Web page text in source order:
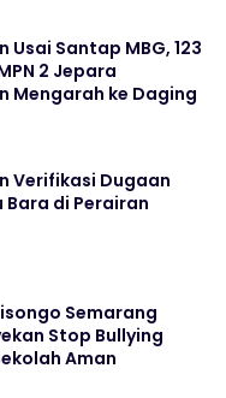
Usai Santap MBG, 123
2 Jepara
Mengarah ke Daging
Verifikasi Dugaan
Bara di Perairan
Semarang
Stop Bullying
Aman